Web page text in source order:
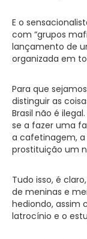
E o
com “grupos
lançamento de
organizada em
Para que
distinguir as
Brasil não é
se a fazer uma
a cafetinagem,
prostituição um
Tudo isso, é
de meninas e
hediondo, assim
latrocínio e o